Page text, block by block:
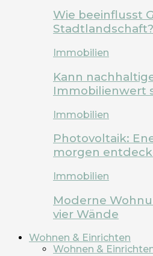
Wie beeinflusst
Stadtlandschaft?
Immobilien
Kann
Immobilienwert
Immobilien
Photovoltaik:
morgen
Immobilien
Moderne
vier Wände
Wohnen & Einrichten
Wohnen &